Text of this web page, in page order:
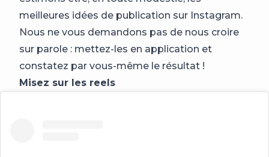
meilleures idées de publication sur Instagram.
Nous ne vous demandons pas de nous croire
sur parole : mettez-les en application et
constatez par vous-même le résultat !
Misez sur les reels